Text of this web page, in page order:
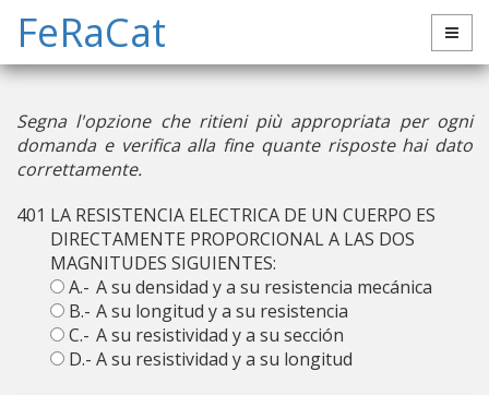
FeRaCat
Segna l'opzione che ritieni più appropriata per ogni
domanda e verifica alla fine quante risposte hai dato
correttamente.
401 LA RESISTENCIA ELECTRICA DE UN CUERPO ES
DIRECTAMENTE PROPORCIONAL A LAS DOS
MAGNITUDES SIGUIENTES:
A.- A su densidad y a su resistencia mecánica
B.- A su longitud y a su resistencia
C.- A su resistividad y a su sección
D.- A su resistividad y a su longitud